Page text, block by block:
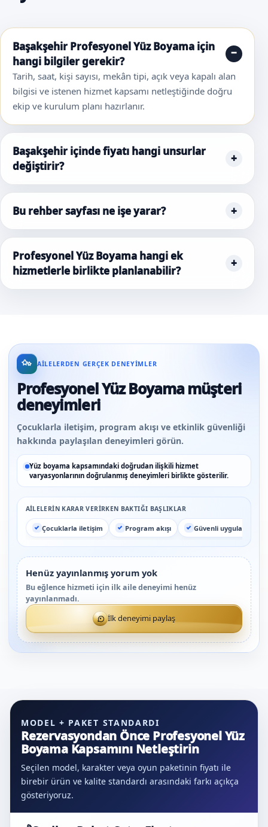
Başakşehir Profesyonel Yüz Boyama için
hangi bilgiler gerekir?
Tarih, saat, kişi sayısı, mekân tipi, açık veya kapalı alan
bilgisi ve istenen hizmet kapsamı netleştiğinde doğru
ekip ve kurulum planı hazırlanır.
Başakşehir içinde fiyatı hangi unsurlar
değiştirir?
Bu rehber sayfası ne işe yarar?
Profesyonel Yüz Boyama hangi ek
hizmetlerle birlikte planlanabilir?
AILELERDEN GERÇEK DENEYIMLER
Profesyonel Yüz Boyama müşteri
deneyimleri
Çocuklarla iletişim, program akışı ve etkinlik güvenliği
hakkında paylaşılan deneyimleri görün.
Yüz boyama kapsamındaki doğrudan ilişkili hizmet
varyasyonlarının doğrulanmış deneyimleri birlikte gösterilir.
AILELERIN KARAR VERIRKEN BAKTIĞI BAŞLIKLAR
Çocuklarla iletişim Program akışı Güvenli uygulama
Henüz yayınlanmış yorum yok
Bu eğlence hizmeti için ilk aile deneyimi henüz
yayınlanmadı.
İlk deneyimi paylaş
MODEL + PAKET STANDARDI
Rezervasyondan Önce Profesyonel Yüz
Boyama Kapsamını Netleştirin
Seçilen model, karakter veya oyun paketinin fiyatı ile
birebir ürün ve kalite standardı arasındaki farkı açıkça
gösteriyoruz.